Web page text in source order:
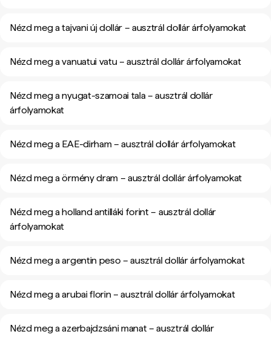
Nézd meg a tajvani új dollár – ausztrál dollár árfolyamokat
Nézd meg a vanuatui vatu – ausztrál dollár árfolyamokat
Nézd meg a nyugat-szamoai tala – ausztrál dollár
árfolyamokat
Nézd meg a EAE-dirham – ausztrál dollár árfolyamokat
Nézd meg a örmény dram – ausztrál dollár árfolyamokat
Nézd meg a holland antilláki forint – ausztrál dollár
árfolyamokat
Nézd meg a argentin peso – ausztrál dollár árfolyamokat
Nézd meg a arubai florin – ausztrál dollár árfolyamokat
Nézd meg a azerbajdzsáni manat – ausztrál dollár